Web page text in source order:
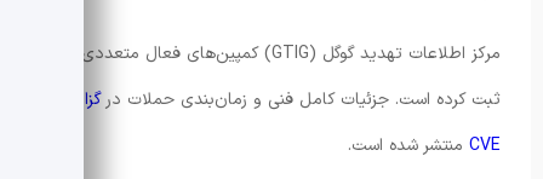
مرکز اطلاعات تهدید گوگل (GTIG) کمپین‌های فعال متعددی را
ثبت کرده است. جزئیات کامل فنی و زمان‌بندی حملات در گزارش
CVE منتشر شده است.